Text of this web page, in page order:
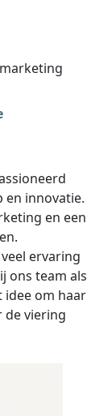
en innovatie.
en een
ervaring
ons team als
idee om haar
de viering